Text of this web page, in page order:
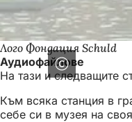
Лого Фондация Schuld
Аудиофайлове
На тази и следващите
Към всяка станция в
себе си в музея на